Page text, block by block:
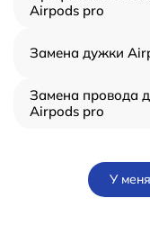
Airpods pro
Замена дужки
Замена провода
Airpods pro
У